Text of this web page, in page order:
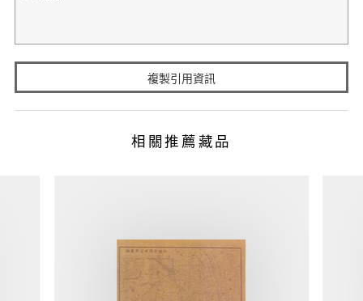
複製引用資訊
相關推薦藏品